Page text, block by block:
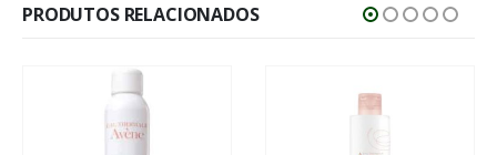
PRODUTOS RELACIONADOS